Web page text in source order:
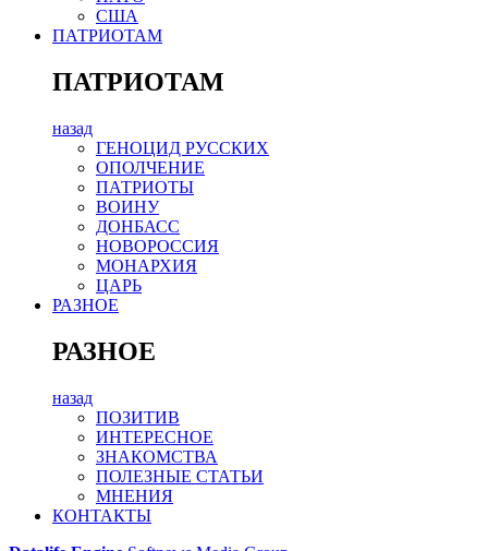
США
ПАТРИОТАМ
ПАТРИОТАМ
назад
ГЕНОЦИД РУССКИХ
ОПОЛЧЕНИЕ
ПАТРИОТЫ
ВОИНУ
ДОНБАСС
НОВОРОССИЯ
МОНАРХИЯ
ЦАРЬ
РАЗНОЕ
РАЗНОЕ
назад
ПОЗИТИВ
ИНТЕРЕСНОЕ
ЗНАКОМСТВА
ПОЛЕЗНЫЕ СТАТЬИ
МНЕНИЯ
КОНТАКТЫ